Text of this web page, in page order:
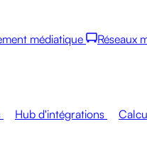
médiatique Réseaux
Hub d'intégrations